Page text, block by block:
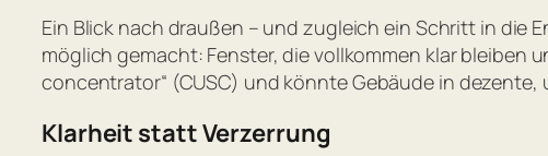
Ein Blick nach draußen – und zugleich ein Schritt in die
möglich gemacht: Fenster, die vollkommen klar bleiben
concentrator“ (CUSC) und könnte Gebäude in
Klarheit statt Verzerrung